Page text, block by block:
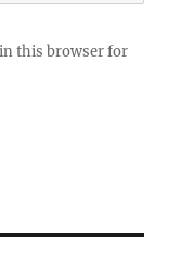
in this browser for